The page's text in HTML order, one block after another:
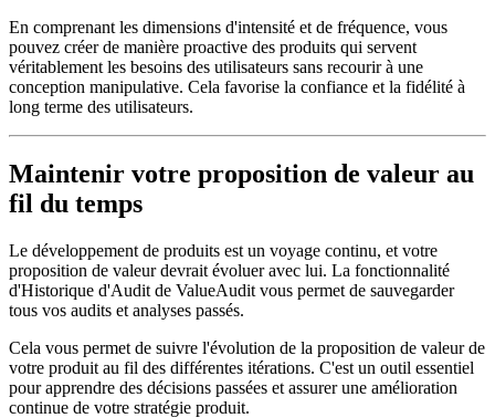
En comprenant les dimensions d'intensité et de fréquence, vous
pouvez créer de manière proactive des produits qui servent
véritablement les besoins des utilisateurs sans recourir à une
conception manipulative. Cela favorise la confiance et la fidélité à
long terme des utilisateurs.
Maintenir votre proposition de valeur au
fil du temps
Le développement de produits est un voyage continu, et votre
proposition de valeur devrait évoluer avec lui. La fonctionnalité
d'Historique d'Audit de ValueAudit vous permet de sauvegarder
tous vos audits et analyses passés.
Cela vous permet de suivre l'évolution de la proposition de valeur de
votre produit au fil des différentes itérations. C'est un outil essentiel
pour apprendre des décisions passées et assurer une amélioration
continue de votre stratégie produit.